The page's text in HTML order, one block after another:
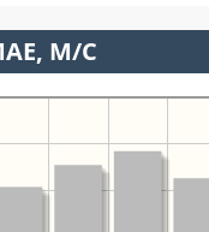
М/С